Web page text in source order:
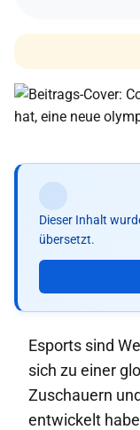
Dieser Inhalt
übersetzt.
Esports sind
sich zu einer
Zuschauern
entwickelt